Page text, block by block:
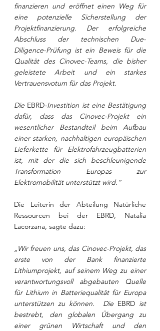
finanzieren und eröffnet einen Weg für
eine potenzielle Sicherstellung der
Projektfinanzierung. Der erfolgreiche
Abschluss der technischen Due-
Diligence-Prüfung ist ein Beweis für die
Qualität des Cinovec-Teams, die bisher
geleistete Arbeit und ein starkes
Vertrauensvotum für das Projekt.
Die EBRD-Investition ist eine Bestätigung
dafür, dass das Cinovec-Projekt ein
wesentlicher Bestandteil beim Aufbau
einer starken, nachhaltigen europäischen
Lieferkette für Elektrofahrzeugbatterien
ist, mit der die sich beschleunigende
Transformation Europas zur
Elektromobilität unterstützt wird.“
Die Leiterin der Abteilung Natürliche
Ressourcen bei der EBRD, Natalia
Lacorzana, sagte dazu:
„Wir freuen uns, das Cinovec-Projekt, das
erste von der Bank finanzierte
Lithiumprojekt, auf seinem Weg zu einer
verantwortungsvoll abgebauten Quelle
für Lithium in Batteriequalität für Europa
unterstützen zu können.  Die EBRD ist
bestrebt, den globalen Übergang zu
einer grünen Wirtschaft und den